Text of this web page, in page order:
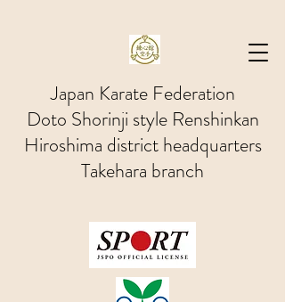
Japan Karate Federation
Doto Shorinji style Renshinkan
Hiroshima district headquarters
Takehara branch